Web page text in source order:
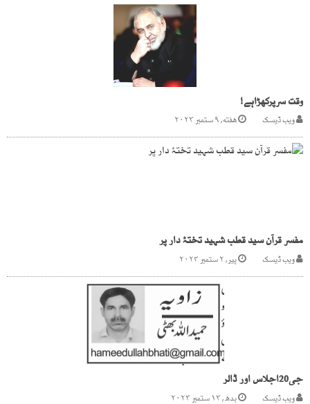
وقت سرپرکھڑاہے!
ویب ڈیسک هفته, ۹ ستمبر ۲۰۲۳
مفسر قرآن سید قطب شہید تختۂ دار پر
ویب ڈیسک پیر, ۲ ستمبر ۲۰۲۴
جی20اجلاس اور ڈالر
ویب ڈیسک بدھ, ۱۳ ستمبر ۲۰۲۳